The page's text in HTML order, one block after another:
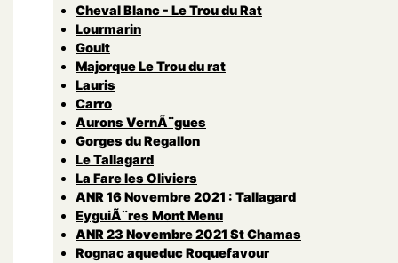
Cheval Blanc - Le Trou du Rat
Lourmarin
Goult
Majorque Le Trou du rat
Lauris
Carro
Aurons VernÃ¨gues
Gorges du Regallon
Le Tallagard
La Fare les Oliviers
ANR 16 Novembre 2021 : Tallagard
EyguiÃ¨res Mont Menu
ANR 23 Novembre 2021 St Chamas
Rognac aqueduc Roquefavour